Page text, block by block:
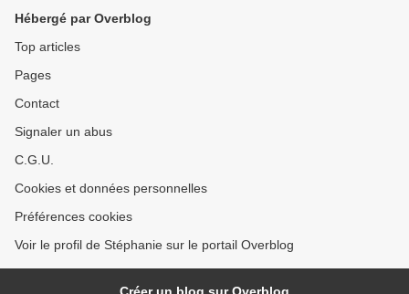
Hébergé par Overblog
Top articles
Pages
Contact
Signaler un abus
C.G.U.
Cookies et données personnelles
Préférences cookies
Voir le profil de Stéphanie sur le portail Overblog